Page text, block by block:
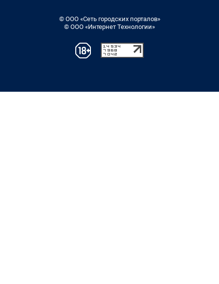
© ООО «Сеть городских порталов»
© ООО «Интернет Технологии»